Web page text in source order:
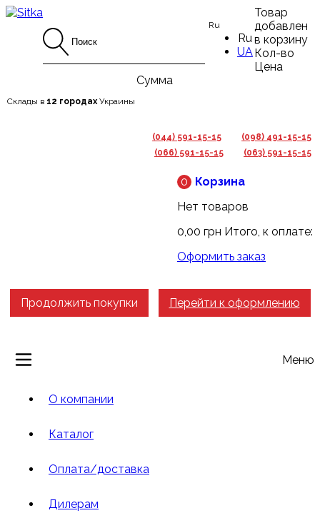
Ru
Ru
UA
Склады в 12 городах Украины
(044) 591-15-15
(098) 491-15-15
(066) 591-15-15
(063) 591-15-15
Корзина
0
Нет товаров
0,00 грн Итого, к оплате:
Оформить заказ
Товар
добавлен
в корзину
Кол-во
Цена
Сумма
Продолжить покупки Перейти к оформлению
Меню
О компании
Каталог
Оплата/доставка
Дилерам